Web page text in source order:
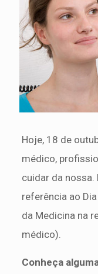
Hoje, 18 de
médico,
cuidar da
referência ao
da Medicina na
médico).
Conheça